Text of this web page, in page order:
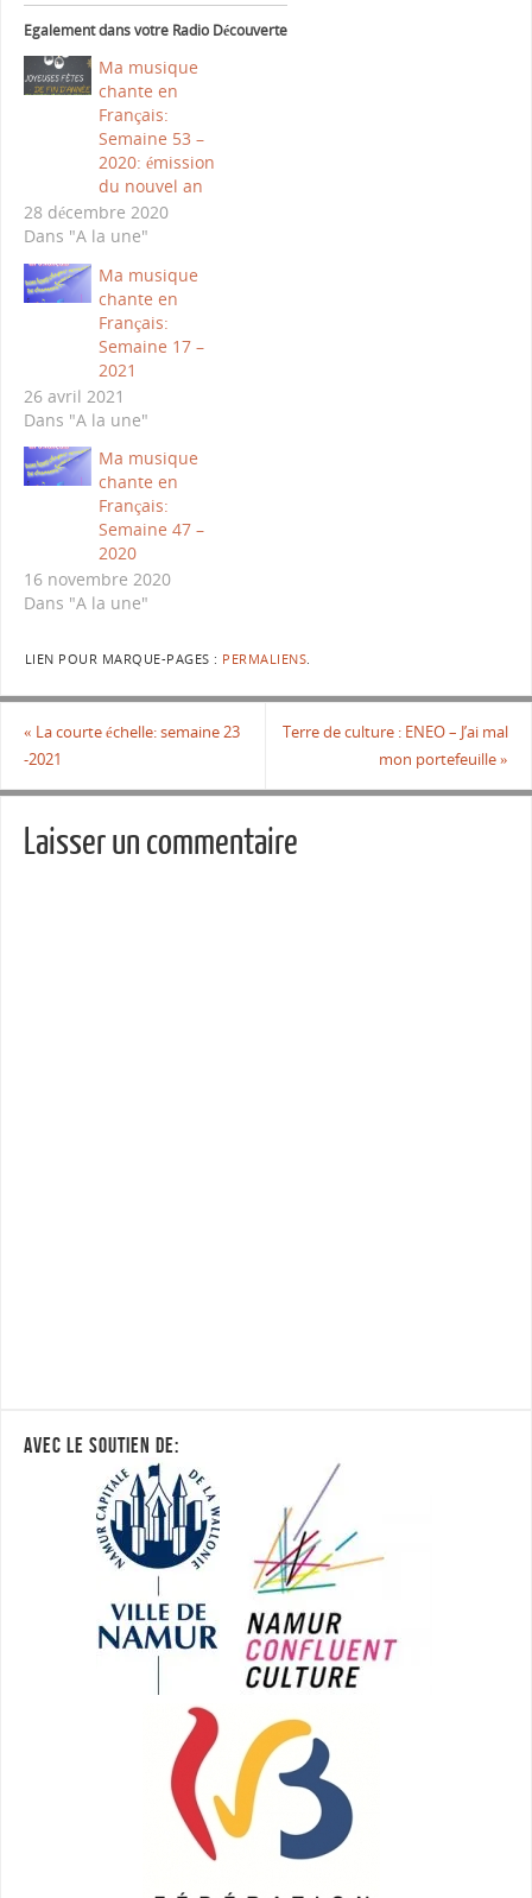
Egalement dans votre Radio Découverte
Ma musique
chante en
Français:
Semaine 53 –
2020: émission
du nouvel an
28 décembre 2020
Dans "A la une"
Ma musique
chante en
Français:
Semaine 17 –
2021
26 avril 2021
Dans "A la une"
Ma musique
chante en
Français:
Semaine 47 –
2020
16 novembre 2020
Dans "A la une"
LIEN POUR MARQUE-PAGES : PERMALIENS
« La courte échelle: semaine 23
-2021
Terre de culture : ENEO – J’ai mal
mon portefeuille»
Laisser un commentaire
AVEC LE SOUTIEN DE: